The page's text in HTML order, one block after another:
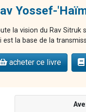
Yossef-
la vision du Rav Sitruk
est la base de la
acheter ce livre